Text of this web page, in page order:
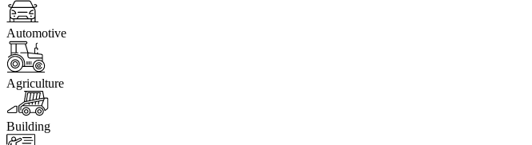
Automotive
Agriculture
Building